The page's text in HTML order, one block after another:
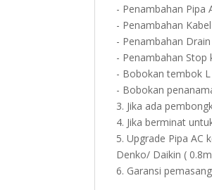
- Penambahan Pipa
- Penambahan
- Penambahan
- Penambahan Stop
- Bobokan tembok
- Bobokan
3. Jika ada
4. Jika berminat
5. Upgrade Pipa AC
Denko/ Daikin (
6. Garansi